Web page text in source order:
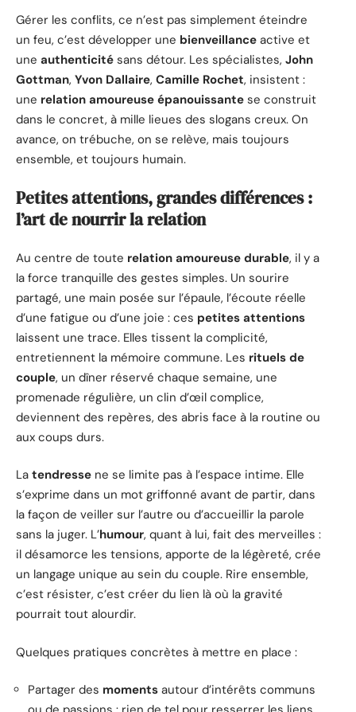
Gérer les conflits, ce n’est pas simplement éteindre
un feu, c’est développer une bienveillance active et
une authenticité sans détour. Les spécialistes, John
Gottman, Yvon Dallaire, Camille Rochet, insistent :
une relation amoureuse épanouissante se construit
dans le concret, à mille lieues des slogans creux. On
avance, on trébuche, on se relève, mais toujours
ensemble, et toujours humain.
Petites attentions, grandes différences :
l’art de nourrir la relation
Au centre de toute relation amoureuse durable, il y a
la force tranquille des gestes simples. Un sourire
partagé, une main posée sur l’épaule, l’écoute réelle
d’une fatigue ou d’une joie : ces petites attentions
laissent une trace. Elles tissent la complicité,
entretiennent la mémoire commune. Les rituels de
couple, un dîner réservé chaque semaine, une
promenade régulière, un clin d’œil complice,
deviennent des repères, des abris face à la routine ou
aux coups durs.
La tendresse ne se limite pas à l’espace intime. Elle
s’exprime dans un mot griffonné avant de partir, dans
la façon de veiller sur l’autre ou d’accueillir la parole
sans la juger. L’humour, quant à lui, fait des merveilles :
il désamorce les tensions, apporte de la légèreté, crée
un langage unique au sein du couple. Rire ensemble,
c’est résister, c’est créer du lien là où la gravité
pourrait tout alourdir.
Quelques pratiques concrètes à mettre en place :
Partager des moments autour d’intérêts communs